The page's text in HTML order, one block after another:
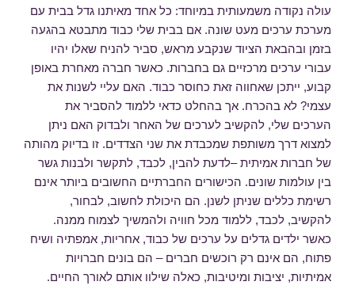
עולה נקודה משמעותית במיוחד: כל אחד מאיתנו גדל בבית עם
מערכת ערכים מעט שונה. אם בבית שלי כבוד מתבטא בהגעה
בזמן ובהבאת הציוד שנקבע מראש, סביר להניח שאלו יהיו
עבורי ערכים מרכזיים גם בחברות. כאשר חברה מאחרת באופן
קבוע, ייתכן שאחווה זאת כחוסר כבוד. האם עליי לשנות את
עצמי? לא בהכרח. אך בהחלט כדאי ללמוד להסביר את
הערכים שלי, להקשיב לערכים של האחר ולבדוק האם ניתן
למצוא דרך משותפת שמכבדת את שני הצדדים. זו בדיוק מהותה
של חברות אמיתית –לדעת להבין, לכבד, לתקשר ולבנות גשר
בין עולמות שונים. הכישורים החברתיים החשובים ביותר אינם
רשימת כללים שניתן לשנן. הם היכולת לחשוב, לבחור,
להקשיב, לכבד, ללמוד מכל חוויה ולהמשיך לצמוח ממנה.
כאשר ילדים גדלים על ערכים של כבוד, אחריות, אמפתיה ושיח
פתוח, הם אינם רק רוכשים חברים – הם בונים חברויות
אמיתיות, יציבות ומיטיבות, כאלה שילוו אותם לאורך החיים.